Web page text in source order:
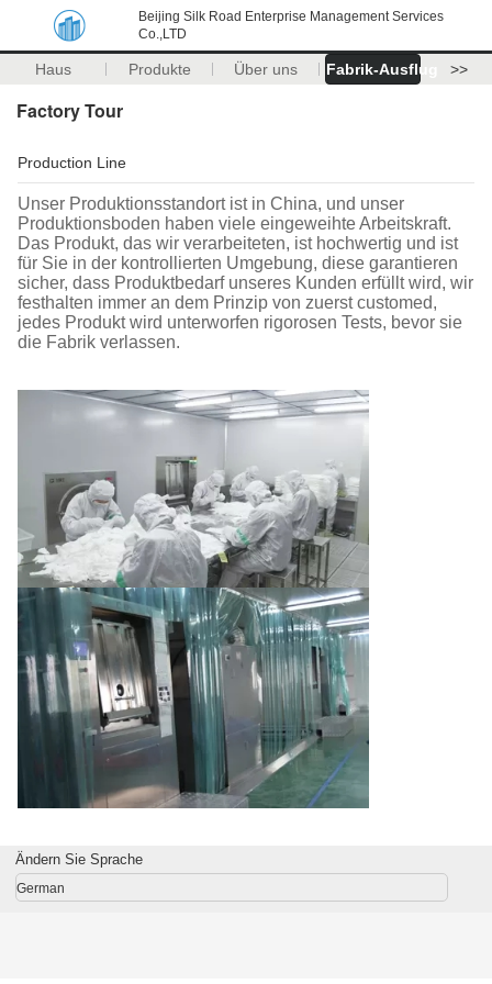
Beijing Silk Road Enterprise Management Services
Co.,LTD
Haus Produkte Über uns Fabrik-Ausflug >>
Factory Tour
Production Line
Unser Produktionsstandort ist in China, und unser
Produktionsboden haben viele eingeweihte Arbeitskraft.
Das Produkt, das wir verarbeiteten, ist hochwertig und ist
für Sie in der kontrollierten Umgebung, diese garantieren
sicher, dass Produktbedarf unseres Kunden erfüllt wird, wir
festhalten immer an dem Prinzip von zuerst customed,
jedes Produkt wird unterworfen rigorosen Tests, bevor sie
die Fabrik verlassen.
Ändern Sie Sprache
German